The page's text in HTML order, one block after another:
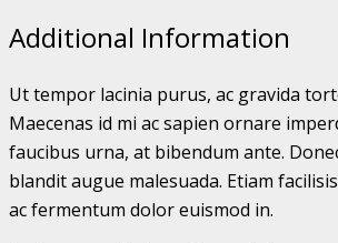
Additional Information
Ut tempor lacinia purus, ac gravida
Maecenas id mi ac sapien ornare
faucibus urna, at bibendum ante.
blandit augue malesuada. Etiam
ac fermentum dolor euismod in.